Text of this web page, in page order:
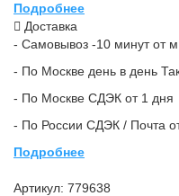
Подробнее
Доставка
- Самовывоз -10 минут от
- По Москве день в день
- По Москве СДЭК от 1 дня
- По России СДЭК / Почта
Подробнее
Артикул: 779638